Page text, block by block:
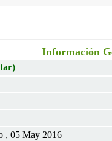
Información
, 05 May 2016